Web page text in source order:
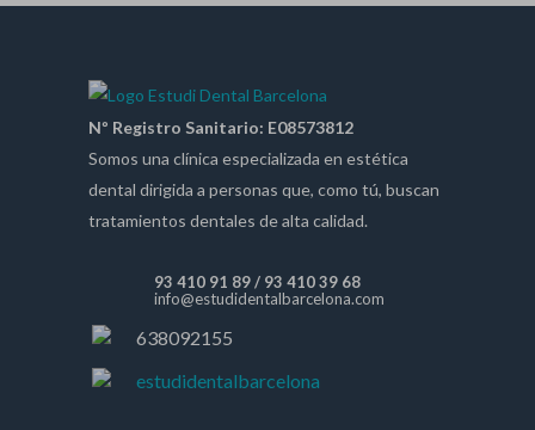
Nº Registro Sanitario: E08573812
Somos una clínica especializada en estética
dental dirigida a personas que, como tú, buscan
tratamientos dentales de alta calidad.
93 410 91 89/ 93 410 39 68
info@estudidentalbarcelona.com
638092155
estudidentalbarcelona